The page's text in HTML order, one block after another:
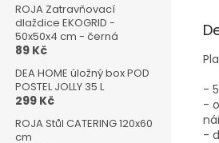
ROJA Zatravňovací
dlaždice EKOGRID -
50x50x4 cm - černá
89 Kč
DEA HOME úložný box POD
POSTEL JOLLY 35 L
299 Kč
ROJA Stůl CATERING 120x60
cm
-
-
-